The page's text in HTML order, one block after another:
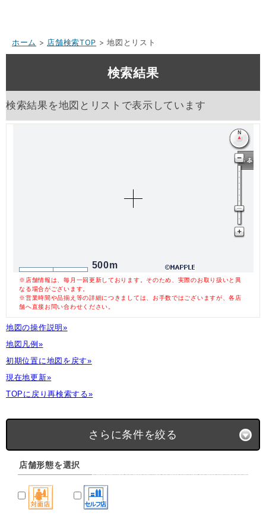
ホーム > 店舗検索TOP > 地図とリスト
検索結果
検索結果を地図とリストで表示しています
500m
※店舗情報は、毎月一回更新しております。そのため、実際のお取り扱いと異
なる場合がございます。
※営業時間や品揃え等の詳細につきましては、お手数ではございますが、各店
舗へ直接お問い合わせください。
地図の操作説明»
地図凡例»
初期位置に地図を戻す»
現在地更新»
TOPに戻り再検索する»
さらに条件を絞る
店舗形態を選択